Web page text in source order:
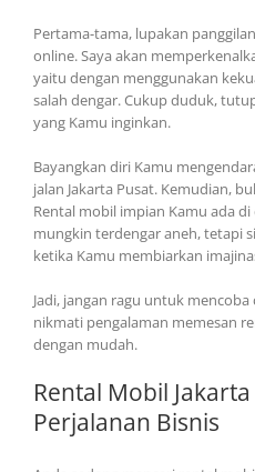
Pertama-tama, lupakan
online. Saya akan
yaitu dengan menggunakan
salah dengar. Cukup duduk,
yang Kamu inginkan.
Bayangkan diri Kamu
jalan Jakarta Pusat. Kemudian,
Rental mobil impian Kamu ada
mungkin terdengar aneh, tetapi
ketika Kamu membiarkan
Jadi, jangan ragu untuk
nikmati pengalaman memesan
dengan mudah.
Rental Mobil
Perjalanan Bisnis